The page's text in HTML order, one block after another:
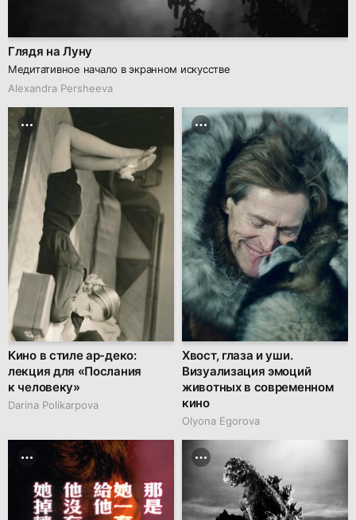
Глядя на Луну
Медитативное начало в экранном искусстве
Alexandra Persheeva
Кино в стиле ар-деко:
лекция для «Послания
к человеку»
Darina Polikarpova
Хвост, глаза и уши.
Визуализация эмоций
животных в современном
кино
Olyona Egorova